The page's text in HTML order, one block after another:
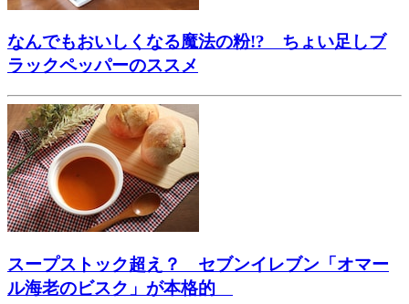
なんでもおいしくなる魔法の粉!? ちょい足しブ
ラックペッパーのススメ
スープストック超え？ セブンイレブン「オマー
ル海老のビスク」が本格的